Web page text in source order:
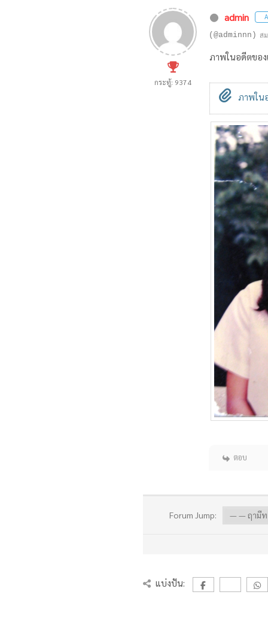
กระทู้: 9374
admin
(@adminnn) ส
ภาพในอดีตขอ
ภาพใน
ตอบ
Forum Jump:
แบ่งปัน: